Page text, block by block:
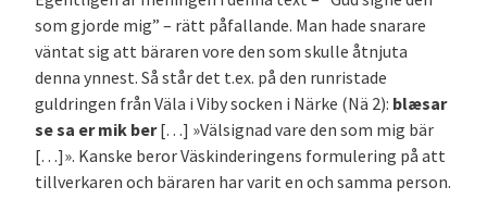
som gjorde mig” – rätt påfallande. Man hade snarare
väntat sig att bäraren vore den som skulle åtnjuta
denna ynnest. Så står det t.ex. på den runristade
guldringen från Väla i Viby socken i Närke (Nä 2): blæsar
se sa er mik ber[…] »Välsignad vare den som mig bär
[…]». Kanske beror Väskinderingens formulering på att
tillverkaren och bäraren har varit en och samma person.